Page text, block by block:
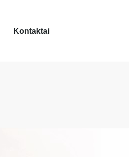
Kontaktai